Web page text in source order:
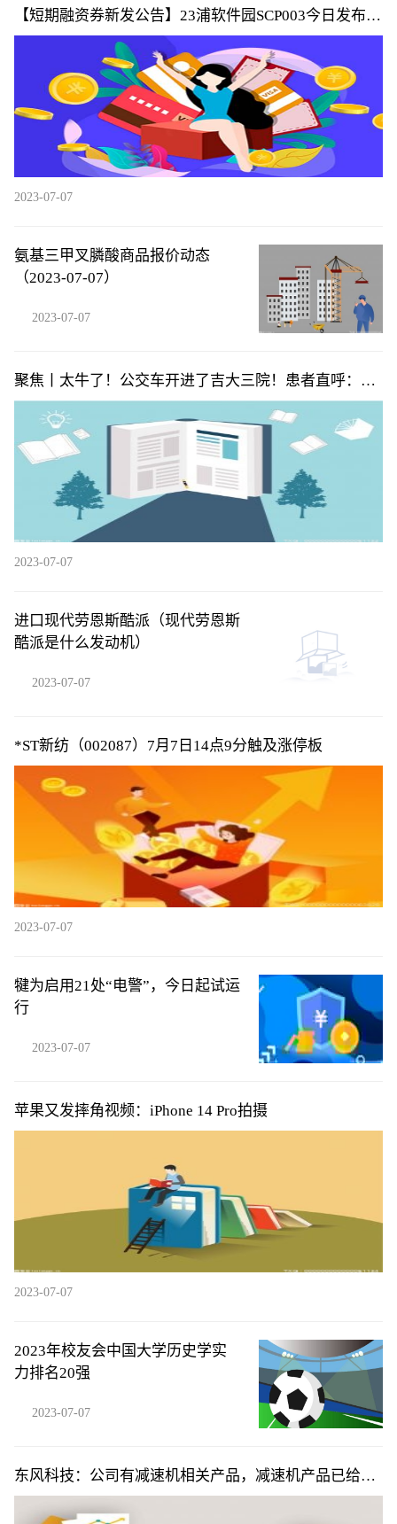
【短期融资券新发公告】23浦软件园SCP003今日发布发
行公告
2023-07-07
氨基三甲叉膦酸商品报价动态
（2023-07-07）
2023-07-07
聚焦丨太牛了！公交车开进了吉大三院！患者直呼：贴
心又方便
2023-07-07
进口现代劳恩斯酷派（现代劳恩斯
酷派是什么发动机）
2023-07-07
*ST新纺（002087）7月7日14点9分触及涨停板
2023-07-07
犍为启用21处“电警”，今日起试运
行
2023-07-07
苹果又发摔角视频：iPhone 14 Pro拍摄
2023-07-07
2023年校友会中国大学历史学实
力排名20强
2023-07-07
东风科技：公司有减速机相关产品，减速机产品已给东
风启辰、东风乘用车等客户进行量产化交付